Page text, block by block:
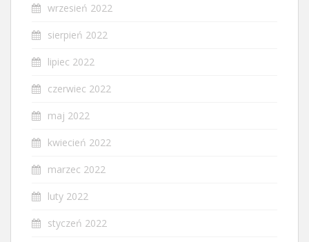
wrzesień 2022
sierpień 2022
lipiec 2022
czerwiec 2022
maj 2022
kwiecień 2022
marzec 2022
luty 2022
styczeń 2022